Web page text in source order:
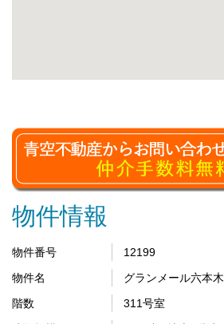
物件情報
物件番号
12199
物件名
グランメール六本木
階数
311号室